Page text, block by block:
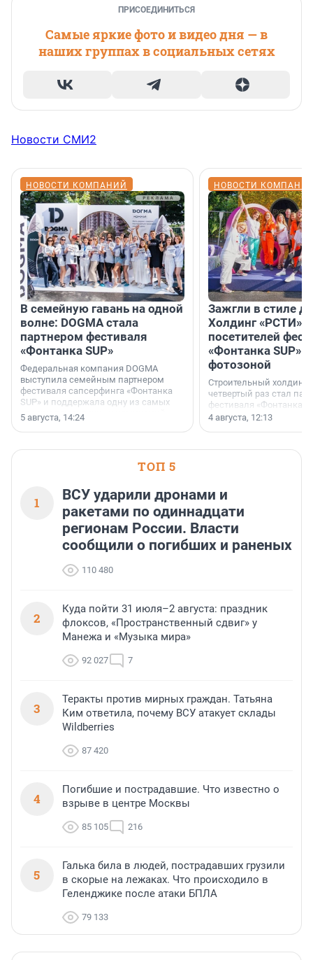
ПРИСОЕДИНИТЬСЯ
Самые яркие фото и видео дня — в
наших группах в социальных сетях
Новости СМИ2
НОВОСТИ КОМПАНИЙ
В семейную гавань на одной
волне: DOGMA стала
партнером фестиваля
«Фонтанка SUP»
Федеральная компания DOGMA
выступила семейным партнером
фестиваля сапсерфинга «Фонтанка
SUP» и поддержала одну из самых
ярких и романтичных номинаций —
«SUP-свадьба».
5 августа, 14:24
НОВОСТИ
Зажгли в стиле
Холдинг «РСТИ»
посетителей
«Фонтанка SUP»
фотозоной
Строительный холдинг
четвертый раз стал
фестиваля «Фонтанка
раз компания
посетителям
4 августа, 12:13
ТОП 5
1
ВСУ ударили дронами и
ракетами по одиннадцати
регионам России. Власти
сообщили о погибших и раненых
110 480
2
Куда пойти 31 июля–2 августа: праздник
флоксов, «Пространственный сдвиг» у
Манежа и «Музыка мира»
92 027 7
3
Теракты против мирных граждан. Татьяна
Ким ответила, почему ВСУ атакует склады
Wildberries
87 420
4
Погибшие и пострадавшие. Что известно о
взрыве в центре Москвы
85 105 216
5
Галька била в людей, пострадавших грузили
в скорые на лежаках. Что происходило в
Геленджике после атаки БПЛА
79 133